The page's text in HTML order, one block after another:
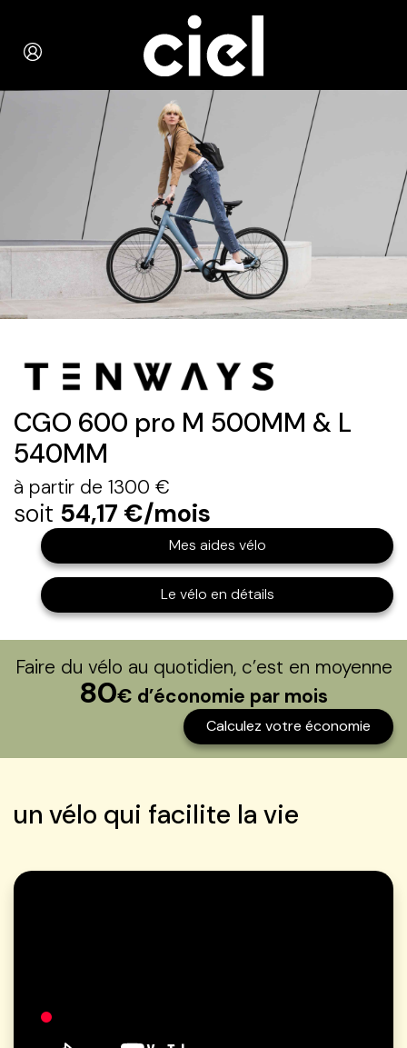
CGO 600 pro M 500MM & L
540MM
à partir de 1300 €
soit 54,17 €/mois
Mes aides vélo
Le vélo en détails
Faire du vélo au quotidien, c’est en moyenne
80€ d’économie par mois
Calculez votre économie
un vélo qui facilite la vie